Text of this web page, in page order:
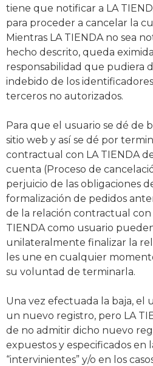
tiene que notificar a LA
para proceder a cancelar la
Mientras LA TIENDA no sea
hecho descrito, queda
responsabilidad que pudiera
indebido de los
terceros no autorizados.
Para que el usuario se dé de
sitio web y así se dé por
contractual con LA TIENDA
cuenta (Proceso de
perjuicio de las obligaciones
formalización de pedidos
de la relación contractual con
TIENDA como usuario
unilateralmente finalizar la
les une en cualquier
su voluntad de terminarla.
Una vez efectuada la baja, el
un nuevo registro, pero LA
de no admitir dicho nuevo
expuestos y especificados en
“intervinientes” y/o en los